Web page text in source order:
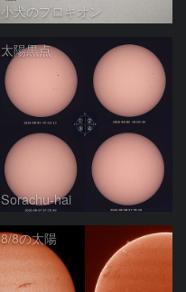
小犬のプロキオン
太陽黒点
Sorachu-hai
8/8の太陽